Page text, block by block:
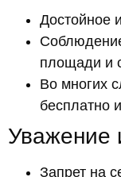
Достойное
площади и
Во многих
бесплатно
Уважение
Запрет на